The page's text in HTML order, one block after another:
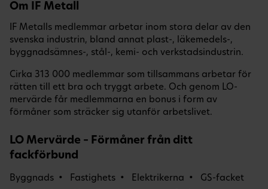
Om IF Metall
IF Metalls medlemmar arbetar inom stora delar av den
svenska industrin, bland annat plast-, läkemedels-,
byggnadsämnes-, stål-, kemi- och verkstadsindustrin.
Cirka 313 000 medlemmar som tillsammans arbetar för
rätten till ett bra och tryggt arbete. Och genom LO-
mervärde får medlemmarna en bonus i form av
förmåner som sträcker sig utanför arbetslivet.
LO Mervärde – Förmåner från ditt
fackförbund
Byggnads Fastighets Elektrikerna
GS-facket